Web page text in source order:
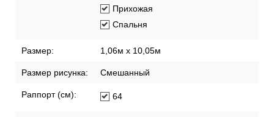
Прихожая
Спальня
Размер: 1,06м х 10,05м
Размер рисунка: Смешанный
Раппорт (см): 64